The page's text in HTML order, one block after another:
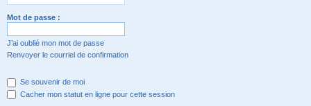
Mot de passe :
J’ai oublié mon mot de passe
Renvoyer le courriel de confirmation
Se souvenir de moi
Cacher mon statut en ligne pour cette session